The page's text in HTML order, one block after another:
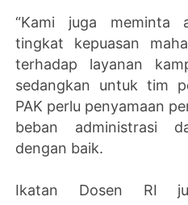
“Kami juga meminta
tingkat kepuasan
terhadap layanan
sedangkan untuk tim
PAK perlu penyamaan
beban administrasi
dengan baik.
Ikatan Dosen RI